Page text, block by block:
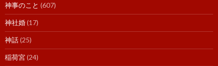
神事のこと (607)
神社婚(17)
神話(25)
稲荷宮(24)